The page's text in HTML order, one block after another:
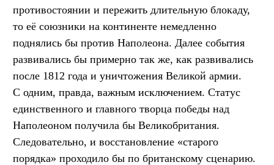
противостоянии и пережить длительную блокаду,
то её союзники на континенте немедленно
поднялись бы против Наполеона. Далее события
развивались бы примерно так же, как развивались
после 1812 года и уничтожения Великой армии.
С одним, правда, важным исключением. Статус
единственного и главного творца победы над
Наполеоном получила бы Великобритания.
Следовательно, и восстановление «старого
порядка» проходило бы по британскому сценарию.